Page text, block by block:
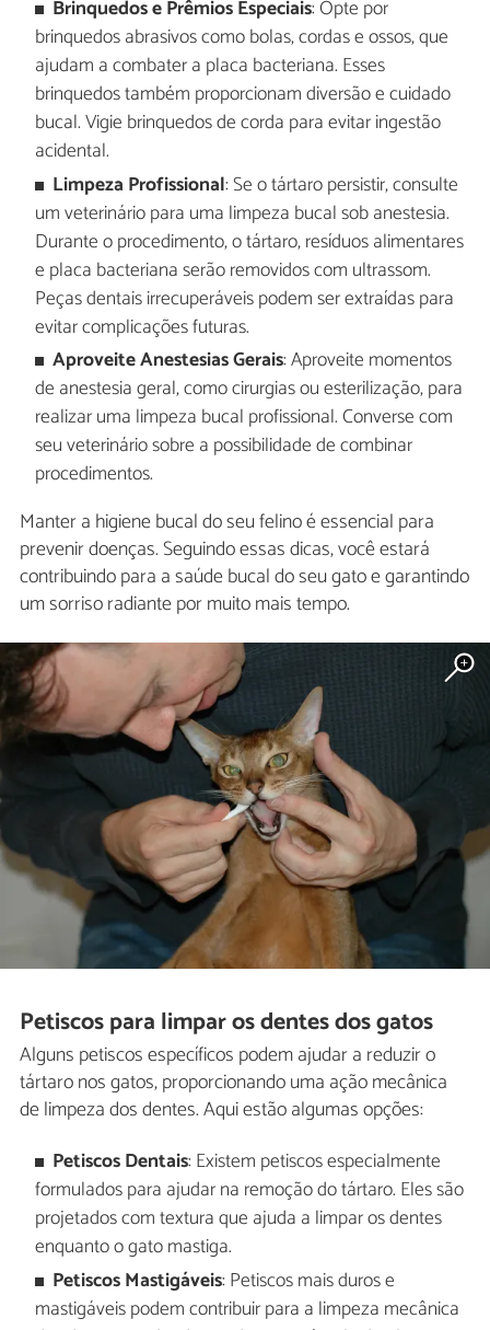
Brinquedos e Prêmios Especiais: Opte por
brinquedos abrasivos como bolas, cordas e ossos, que
ajudam a combater a placa bacteriana. Esses
brinquedos também proporcionam diversão e cuidado
bucal. Vigie brinquedos de corda para evitar ingestão
acidental.
Limpeza Profissional: Se o tártaro persistir, consulte
um veterinário para uma limpeza bucal sob anestesia.
Durante o procedimento, o tártaro, resíduos alimentares
e placa bacteriana serão removidos com ultrassom.
Peças dentais irrecuperáveis podem ser extraídas para
evitar complicações futuras.
Aproveite Anestesias Gerais: Aproveite momentos
de anestesia geral, como cirurgias ou esterilização, para
realizar uma limpeza bucal profissional. Converse com
seu veterinário sobre a possibilidade de combinar
procedimentos.
Manter a higiene bucal do seu felino é essencial para
prevenir doenças. Seguindo essas dicas, você estará
contribuindo para a saúde bucal do seu gato e garantindo
um sorriso radiante por muito mais tempo.
Petiscos para limpar os dentes dos gatos
Alguns petiscos específicos podem ajudar a reduzir o
tártaro nos gatos, proporcionando uma ação mecânica
de limpeza dos dentes. Aqui estão algumas opções:
Petiscos Dentais: Existem petiscos especialmente
formulados para ajudar na remoção do tártaro. Eles são
projetados com textura que ajuda a limpar os dentes
enquanto o gato mastiga.
Petiscos Mastigáveis: Petiscos mais duros e
mastigáveis podem contribuir para a limpeza mecânica